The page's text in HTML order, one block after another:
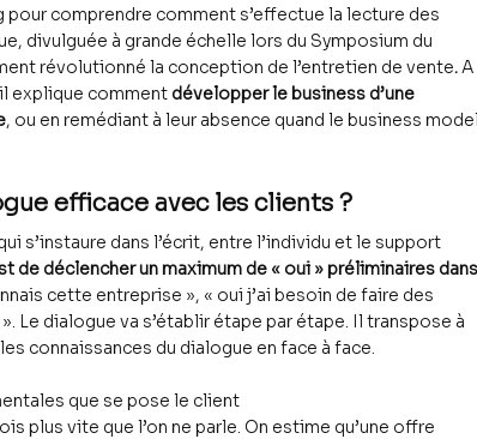
comprendre comment s’effectue la lecture des
divulguée à grande échelle lors du Symposium du
révolutionné la conception de l’entretien de vente. A
explique comment développer le business d’une
, ou en remédiant à leur absence quand le business model
efficace avec les clients ?
s’instaure dans l’écrit, entre l’individu et le support
de déclencher un maximum de « oui » préliminaires dans
cette entreprise », « oui j’ai besoin de faire des
Le dialogue va s’établir étape par étape. Il transpose à
connaissances du dialogue en face à face.
que se pose le client
plus vite que l’on ne parle. On estime qu’une offre